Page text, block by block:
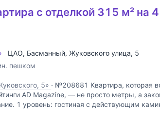
с отделкой 315 м² на
ЦАО, Басманный, Жуковского улица, 5
пешком
5» · №208681 Квартира, которая
AD Magazine, — не просто метры, а
1 уровень: гостиная с действующим